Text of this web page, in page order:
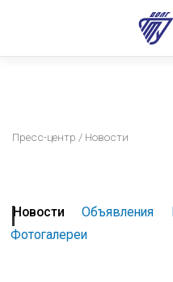
Пресс-центр / Новости
Новости Объявления
Фотогалереи